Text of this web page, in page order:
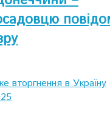
вторгнення в Україну